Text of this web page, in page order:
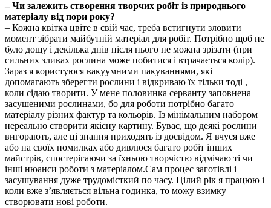
– Чи залежить створення творчих робіт із природнього
матеріалу від пори року?
– Кожна квітка цвіте в свій час, треба встигнути зловити
момент зібрати майбутній матеріал для робіт. Потрібно щоб не
було дощу і декілька днів після нього не можна зрізати (при
сильних зливах рослина може побитися і втрачається колір).
Зараз я користуюся вакуумними пакуваннями, які
допомагають зберегти рослини і відкриваю їх тільки тоді ,
коли сідаю творити. У мене половинка серванту заповнена
засушеними рослинами, бо для роботи потрібно багато
матеріалу різних фактур та кольорів. Із мінімальним набором
нереально створити якісну картину. Буває, що деякі рослини
вигорають, але ці знання приходять із досвідом. Я вчуся вже
або на своїх помилках або дивлюся багато робіт інших
майстрів, спостерігаючи за їхньою творчістю відмічаю ті чи
інші нюанси роботи з матеріалом.Сам процес заготівлі і
засушування дуже трудомісткий по часу. Цілий рік я працюю і
коли вже з’являється вільна годинка, то можу взимку
створювати нові роботи.